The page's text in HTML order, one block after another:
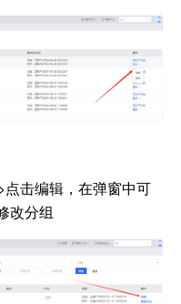
击编辑，在弹窗中可
改分组